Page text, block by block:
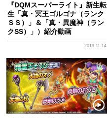
『DQMスーパーライト』新生転
生「真・冥王ゴルゴナ（ランク
ＳＳ）」＆「真・異魔神（ラン
クSS）」）紹介動画
2019.11.14